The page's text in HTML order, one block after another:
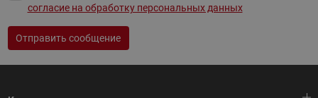
согласие на обработку персональных данных
Отправить сообщение